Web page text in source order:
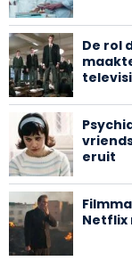
De rol
eruit
Netflix